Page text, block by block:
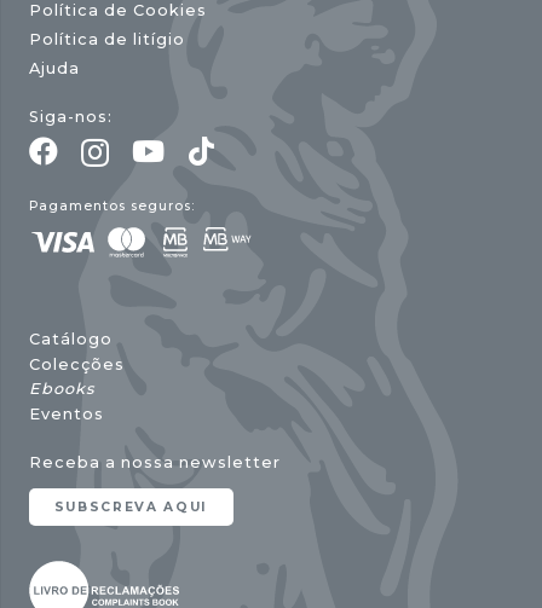
Política de Cookies
Política de litígio
Ajuda
Siga-nos:
Pagamentos seguros:
Catálogo
Colecções
Ebooks
Eventos
Receba a nossa newsletter
SUBSCREVA AQUI